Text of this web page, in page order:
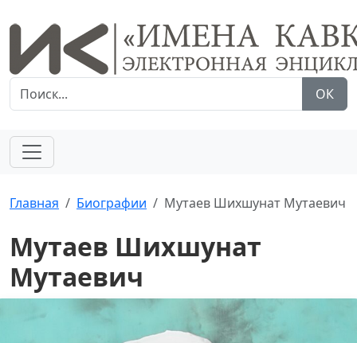
ОК
Главная Биографии Мутаев Шихшунат Мутаевич
Мутаев Шихшунат
Мутаевич